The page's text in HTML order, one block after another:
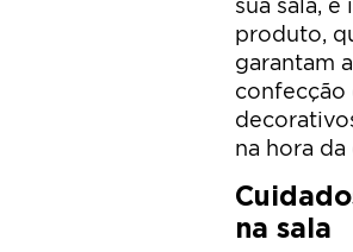
sua sala,
produto,
garantam
confecção
na hora da
na sala